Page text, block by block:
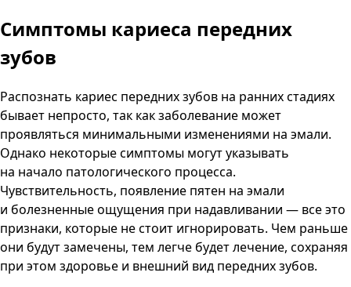
Симптомы кариеса передних
зубов
Распознать кариес передних зубов на ранних стадиях
бывает непросто, так как заболевание может
проявляться минимальными изменениями на эмали.
Однако некоторые симптомы могут указывать
на начало патологического процесса.
Чувствительность, появление пятен на эмали
и болезненные ощущения при надавливании — все это
признаки, которые не стоит игнорировать. Чем раньше
они будут замечены, тем легче будет лечение, сохраняя
при этом здоровье и внешний вид передних зубов.